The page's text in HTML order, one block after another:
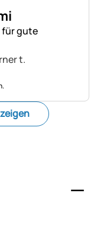
für gute
t.